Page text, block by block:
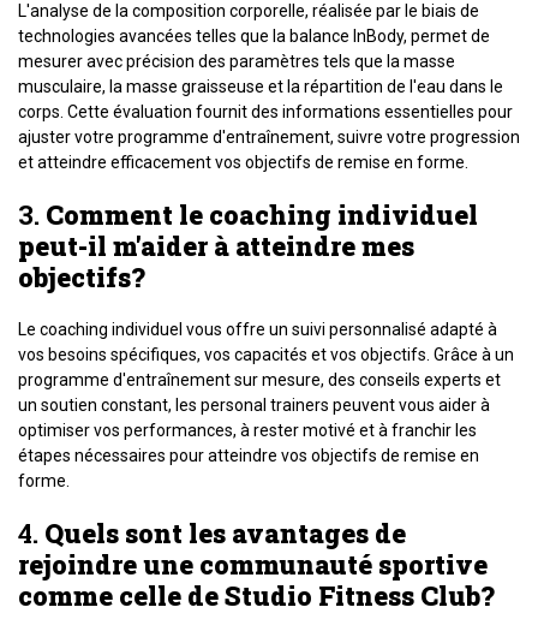
L'analyse de la composition corporelle, réalisée par le biais de
technologies avancées telles que la balance InBody, permet de
mesurer avec précision des paramètres tels que la masse
musculaire, la masse graisseuse et la répartition de l'eau dans le
corps. Cette évaluation fournit des informations essentielles pour
ajuster votre programme d'entraînement, suivre votre progression
et atteindre efficacement vos objectifs de remise en forme.
3. Comment le coaching individuel
peut-il m'aider à atteindre mes
objectifs?
Le coaching individuel vous offre un suivi personnalisé adapté à
vos besoins spécifiques, vos capacités et vos objectifs. Grâce à un
programme d'entraînement sur mesure, des conseils experts et
un soutien constant, les personal trainers peuvent vous aider à
optimiser vos performances, à rester motivé et à franchir les
étapes nécessaires pour atteindre vos objectifs de remise en
forme.
4. Quels sont les avantages de
rejoindre une communauté sportive
comme celle de Studio Fitness Club?